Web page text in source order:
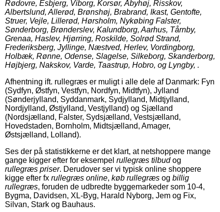
Rødovre, Esbjerg, Viborg, Korsør, Åbyhøj, Risskov,
Albertslund, Allerød, Brønshøj, Brabrand, Ikast, Gentofte,
Struer, Vejle, Lillerød, Hørsholm, Nykøbing Falster,
Sønderborg, Brønderslev, Kalundborg, Aarhus, Tårnby,
Grenaa, Haslev, Hjørring, Roskilde, Solrød Strand,
Frederiksberg, Jyllinge, Næstved, Herlev, Vordingborg,
Holbæk, Rønne, Odense, Slagelse, Silkeborg, Skanderborg,
Højbjerg, Nakskov, Varde, Taastrup, Hobro, og Lyngby, .
Afhentning ift. rullegræs er muligt i alle dele af Danmark: Fyn
(Sydfyn, Østfyn, Vestfyn, Nordfyn, Midtfyn), Jylland
(Sønderjylland, Syddanmark, Sydjylland, Midtjylland,
Nordjylland, Østjylland, Vestjylland) og Sjælland
(Nordsjælland, Falster, Sydsjælland, Vestsjælland,
Hovedstaden, Bornholm, Midtsjælland, Amager,
Østsjælland, Lolland).
Ses der på statistikkerne er det klart, at netshoppere mange
gange kigger efter for eksempel rullegræs tilbudog
rullegræs priser. Derudover ser vi typisk online shoppere
kigge efter fx rullegræs online, køb rullegræs og billig
rullegræs, foruden de udbredte byggemarkeder som 10-4,
Bygma, Davidsen, XL-Byg, Harald Nyborg, Jem og Fix,
Silvan, Stark og Bauhaus.